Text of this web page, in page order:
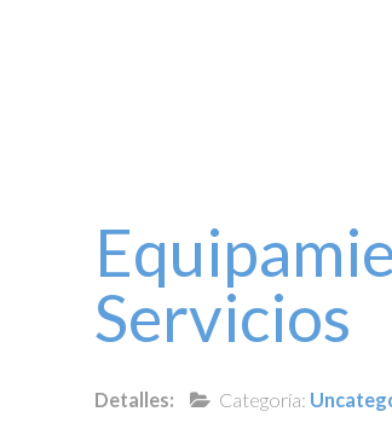
Servicios
Detalles: Categoría: